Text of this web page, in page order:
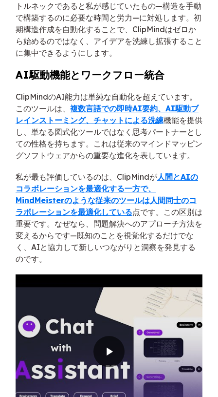
トルネックであると私が感じていたもの—構造を手動
で構築するのに必要な時間と労力—に対処します。初
期構造作成を自動化することで、ClipMindはゼロか
ら始めるのではなく、アイデアを洗練し拡張すること
に集中できるようにします。
AI駆動機能とワークフロー統合
ClipMindのAI能力は単純な自動化を超えています。
このツールは、 複数言語での即時AI要約、AI駆動ブ
レインストーミング、チャットによる洗練機能を提供
し、単なる図式化ツールではなく思考パートナーとし
ての性格を持ちます。これは従来のマインドマッピン
グソフトウェアからの重要な進化を表しています。
私が最も評価しているのは、ClipMindが人間とAIの
コラボレーションを最適化する一方で、
MindMeisterのような従来のツールは人間同士のコ
ラボレーションを最適化している点です。この区別は
重要です。なぜなら、問題解決へのアプローチ方法を
変えるからです—既知のことを視覚化するだけでな
く、AIと協力して新しいつながりと洞察を発見する
のです。